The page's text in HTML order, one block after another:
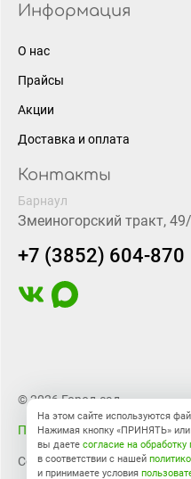
Информация
О нас
Прайсы
Акции
Доставка и оплата
Контакты
Барнаул
Змеиногорский тракт,
+7 (3852) 604-870
© 2026 Город-сад
Правовая информация
Создание сайтаBTB Digital
На этом сайте используются
Нажимая кнопку «ПРИНЯТЬ» или
вы даете согласие на
в соответствии с нашей
и принимаете условия